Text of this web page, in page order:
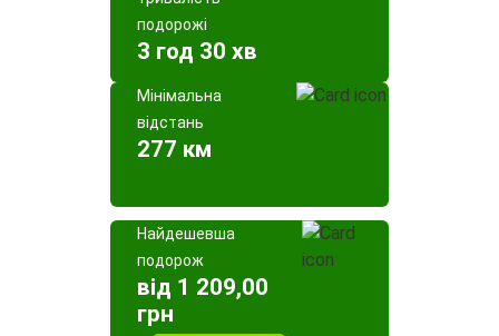
подорожі
3 год 30 хв
Мінімальна
відстань
277 км
Найдешевша
подорож
від 1 209,00
грн